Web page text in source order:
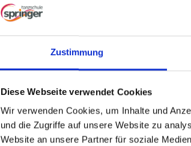
Zustimmung
Diese Webseite verwendet Cookies
Wir verwenden Cookies, um Inhalte und
und die Zugriffe auf unsere Website zu
Website an unsere Partner für soziale